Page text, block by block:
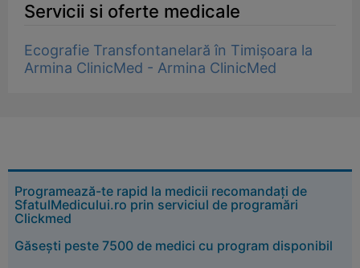
Servicii si oferte medicale
Ecografie Transfontanelară în Timișoara la
Armina ClinicMed - Armina ClinicMed
Programează-te rapid la medicii recomandați de
SfatulMedicului.ro prin serviciul de programări
Clickmed
Găsești peste 7500 de medici cu program disponibil